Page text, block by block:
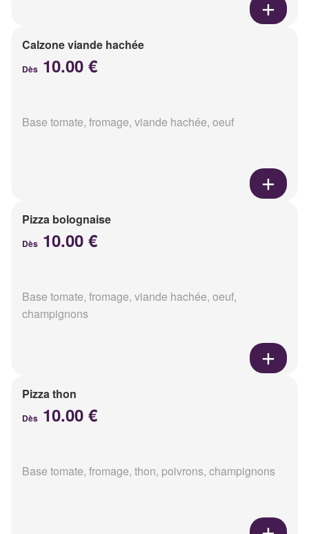
Calzone viande hachée
Dès 10.00 €
Base tomate, fromage, viande hachée, oeuf
Pizza bolognaise
Dès 10.00 €
Base tomate, fromage, viande hachée, oeuf,
champignons
Pizza thon
Dès 10.00 €
Base tomate, fromage, thon, poivrons, champignons